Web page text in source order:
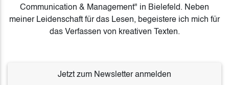
Communication & Management" in Bielefeld. Neben
meiner Leidenschaft für das Lesen, begeistere ich mich für
das Verfassen von kreativen Texten.
Jetzt zum Newsletter anmelden